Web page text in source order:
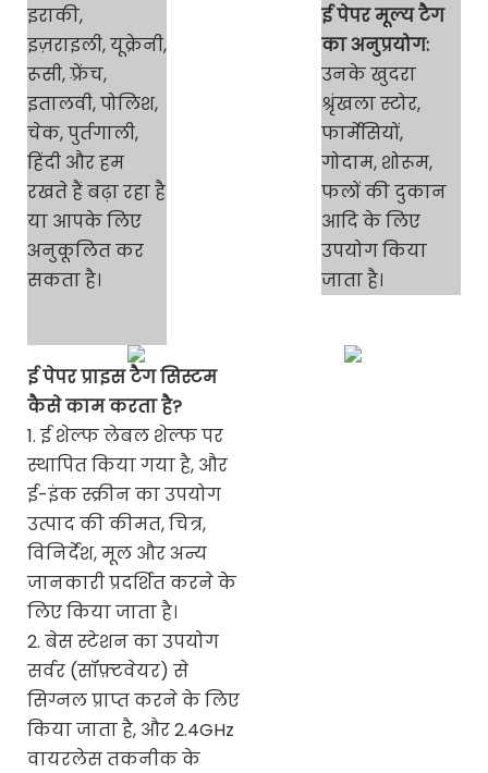
इराकी,
इज़राइली, यूक्रेनी,
रूसी, फ़्रेंच,
इतालवी, पोलिश,
चेक, पुर्तगाली,
हिंदी और हम
रखते हैंबढ़ा रहा है
या आपके लिए
अनुकूलित कर
सकता है।
ई पेपर मूल्य टैग
का अनुप्रयोग:
उनके खुदरा
श्रृंखला स्टोर,
फार्मेसियों,
गोदाम, शोरूम,
फलों की दुकान
आदि के लिए
उपयोग किया
जाता है।
ई पेपर प्राइस टैग सिस्टम
कैसे काम करता है?
1. ई शेल्फ लेबल शेल्फ पर
स्थापित किया गया है, और
ई-इंक स्क्रीन का उपयोग
उत्पाद की कीमत, चित्र,
विनिर्देश, मूल और अन्य
जानकारी प्रदर्शित करने के
लिए किया जाता है।
2. बेस स्टेशन का उपयोग
सर्वर (सॉफ़्टवेयर) से
सिग्नल प्राप्त करने के लिए
किया जाता है, और 2.4GHz
वायरलेस तकनीक के